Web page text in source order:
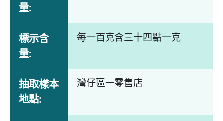
量:
標示含
量:
每一百克含三十四點一克
抽取樣本
地點:
灣仔區一零售店